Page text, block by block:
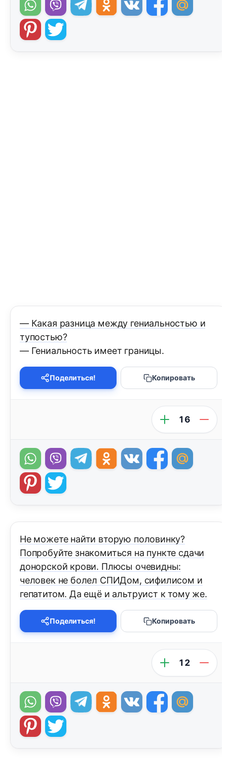
— Какая разница между гениальностью и
тупостью?
— Гениальность имеет границы.
Поделиться! Копировать
16
Не можете найти вторую половинку?
Попробуйте знакомиться на пункте сдачи
донорской крови. Плюсы очевидны:
человек не болел СПИДом, сифилисом и
гепатитом. Да ещё и альтруист к тому же.
Поделиться! Копировать
12